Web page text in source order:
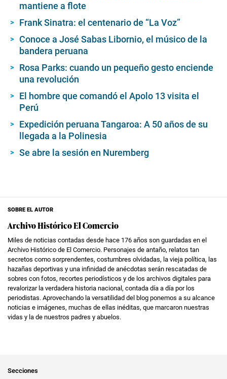
mantiene a flote
Frank Sinatra: el centenario de “La Voz”
Conoce a José Sabas Libornio, el músico de la
bandera peruana
Rosa Parks: cuando un pequeño gesto enciende
una revolución
El hombre que comandó el Apolo 13 visita el
Perú
Expedición peruana Tangaroa: A 50 años de su
llegada a la Polinesia
Se abre la sesión en Nuremberg
SOBRE EL AUTOR
Archivo Histórico El Comercio
Miles de noticias contadas desde hace 176 años son guardadas en el
Archivo Histórico de El Comercio. Personajes de antaño, relatos tan
secretos como sorprendentes, costumbres olvidadas, la vieja política, las
hazañas deportivas y una infinidad de anécdotas serán rescatadas de
sobres con fotos, recortes periodísticos y de los archivos digitales para
revalorizar la verdadera historia nacional, contada día a día por los
periodistas. Aprovechando la versatilidad del blog ponemos a su alcance
noticias e imágenes, muchas de ellas inéditas, que marcaron nuestras
vidas y la de nuestros padres y abuelos.
Secciones